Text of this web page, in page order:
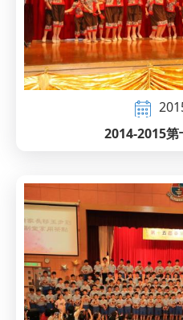
2014-2015